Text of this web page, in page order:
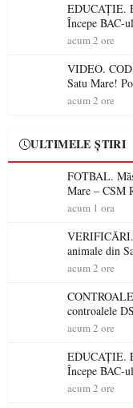
EDUCAȚIE.
Începe BAC-
acum 2 ore
VIDEO. COD ROȘU. Zeci de
Satu Mare!
pentru a salva
acum 2 ore
ULTIMELE ȘTIRI
FOTBAL.
Mare – CSM
pentru suporteri
acum 1 ora
VERIFICĂRI.
animale din
gospodăriile
acum 2 ore
controalele
sancționate
acum 2 ore
EDUCAȚIE.
Începe BAC-
acum 2 ore